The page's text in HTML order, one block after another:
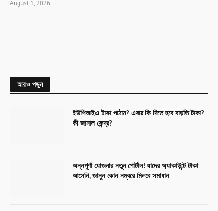
August 1, 2026
আরও পড়ুন
ইউপিআইএ টাকা পাঠান? এবার কি দিতে হবে বাড়তি টাকা?
কী জানাল কেন্দ্র?
অন্নপূর্ণা যোজনার নতুন পোর্টাল! যাদের অ্যাকাউন্টে টাকা
আসেনি, জানুন কোন নম্বরে মিলবে সমাধান